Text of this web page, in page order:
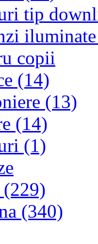
tip
iluminate
copii
(14)
(13)
(14)
(1)
(229)
(340)